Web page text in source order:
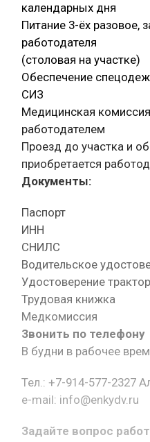
календарных дня
Питание 3-ёх разовое,
работодателя
(столовая на участке)
Обеспечение
СИЗ
Медицинская
работодателем
Проезд до участка и
приобретается
Документы:
Паспорт
ИНН
СНИЛС
Водительское
Удостоверение
Трудовая книжка
Медкомиссия
Звонить по телефону
В будни в рабочее
Тел.: +7-914-577-2327
e-mail: info@enkydv.ru
Задайте вопрос